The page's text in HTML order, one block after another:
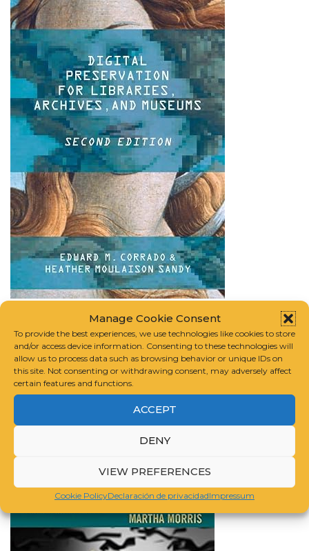
Manage Cookie Consent
To provide the best experiences, we use technologies like cookies to store
and/or access device information. Consenting to these technologies will
allow us to process data such as browsing behavior or unique IDs on
this site. Not consenting or withdrawing consent, may adversely affect
certain features and functions.
ACCEPT
DENY
VIEW PREFERENCES
Cookie PolicyDeclaración de privacidadImpressum
| AD | CommissionsEarned